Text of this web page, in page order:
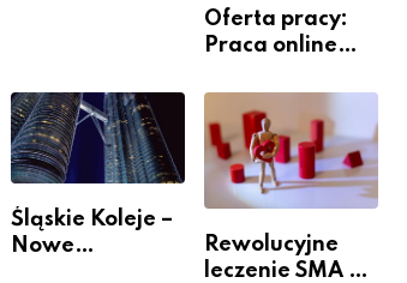
Oferta pracy:
Praca online
(Zawiercie)
Śląskie Koleje –
Nowe
Rewolucyjne
leczenie SMA –